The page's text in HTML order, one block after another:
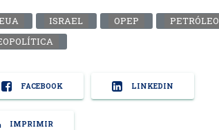
ISRAEL OPEP PETRÓLEO
FACEBOOK LINKEDIN
IMPRIMIR